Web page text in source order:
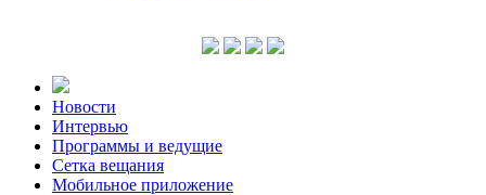
Новости
Интервью
Программы и ведущие
Сетка вещания
Мобильное приложение